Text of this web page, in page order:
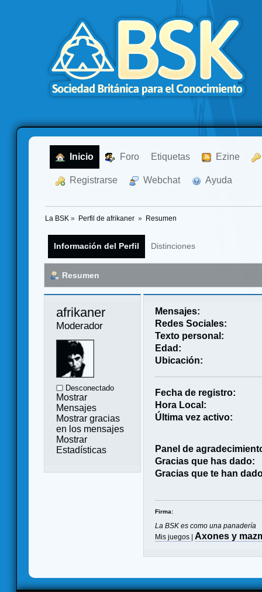
Inicio Foro Etiquetas Ezine
Registrarse Webchat Ayuda
La BSK » Perfil de afrikaner » Resumen
Información del Perfil Distinciones
Resumen
afrikaner
Moderador
Desconectado
Mostrar
Mensajes
Mostrar gracias
en los mensajes
Mostrar
Estadísticas
Mensajes:
Redes Sociales:
Texto personal:
Edad:
Ubicación:
Fecha de registro:
Hora Local:
Última vez activo:
Panel de
Gracias que has dado:
Gracias que te han
Firma:
La BSK es como una panadería
Mis juegos | Axones y